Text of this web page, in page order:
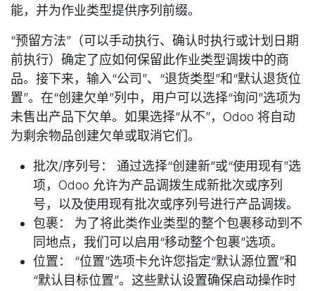
能，并为作业类型提供序列前缀。
“预留方法”（可以手动执行、确认时执行或计划日期
前执行）确定了应如何保留此作业类型调拨中的商
品。接下来，输入“公司”、“退货类型”和“默认退货位
置”。在“创建欠单”列中，用户可以选择“询问”选项为
未售出产品下欠单。如果选择“从不”，Odoo 将自动
为剩余物品创建欠单或取消它们。
批次/序列号： 通过选择“创建新”或“使用现有”选
项，Odoo 允许为产品调拨生成新批次或序列
号，以及使用现有批次或序列号进行产品调拨。
包裹： 为了将此类作业类型的整个包裹移动到不
同地点，我们可以启用“移动整个包裹”选项。
位置： “位置”选项卡允许您指定“默认源位置”和
“默认目标位置”。这些默认设置确保启动操作时